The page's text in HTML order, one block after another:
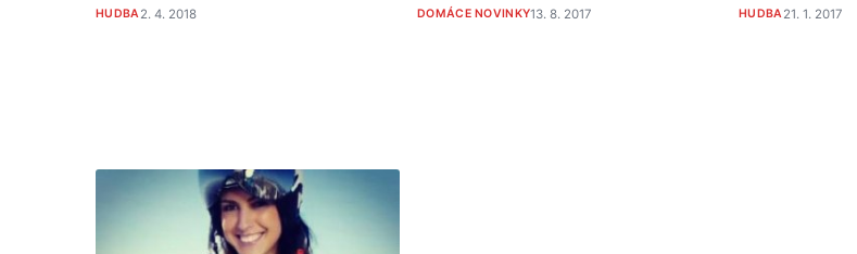
HUDBA2. 4. 2018 DOMÁCE NOVINKY13. 8. 2017 HUDBA21. 1. 2017